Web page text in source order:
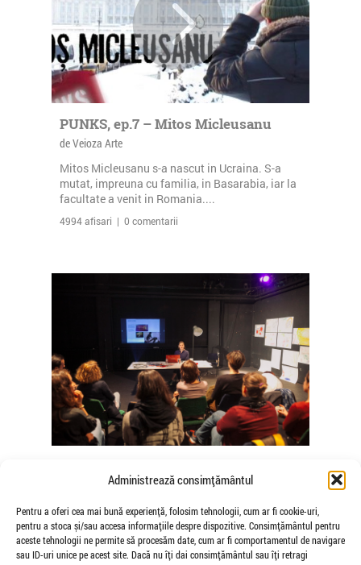
Administrează consimțământul
Pentru a oferi cea mai bună experiență, folosim tehnologii, cum ar fi cookie-uri,
pentru a stoca și/sau accesa informațiile despre dispozitive. Consimțământul pentru
aceste tehnologii ne permite să procesăm date, cum ar fi comportamentul de navigare
sau ID-uri unice pe acest site. Dacă nu îți dai consimțământul sau îți retragi
PUNKS, ep.7 – Mitos Micleusanu
de Veioza Arte
Mitos Micleusanu s-a nascut in Ucraina. S-a
mutat, impreuna cu familia, in Basarabia, iar la
facultate a venit in Romania....
4994 afisari | 0 comentarii
Somatice susținute de coregrafele
Mădălina Dan și Valentina De Piante
Niculae
de Veioza Arte